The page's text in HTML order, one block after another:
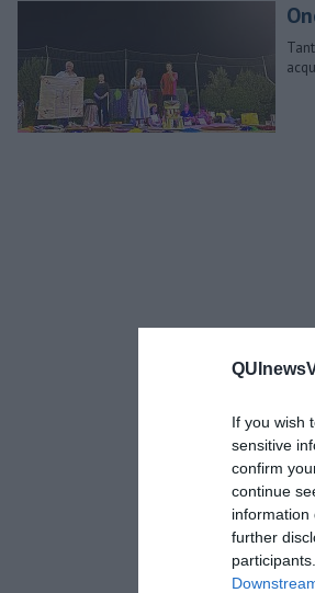
If you wish
sensitive
confirm
continue
information
further